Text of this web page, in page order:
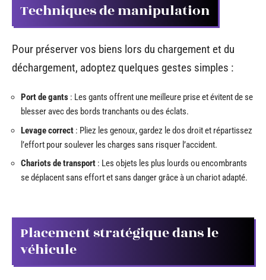
Techniques de manipulation
Pour préserver vos biens lors du chargement et du
déchargement, adoptez quelques gestes simples :
Port de gants : Les gants offrent une meilleure prise et évitent de se
blesser avec des bords tranchants ou des éclats.
Levage correct : Pliez les genoux, gardez le dos droit et répartissez
l’effort pour soulever les charges sans risquer l’accident.
Chariots de transport : Les objets les plus lourds ou encombrants
se déplacent sans effort et sans danger grâce à un chariot adapté.
Placement stratégique dans le
véhicule